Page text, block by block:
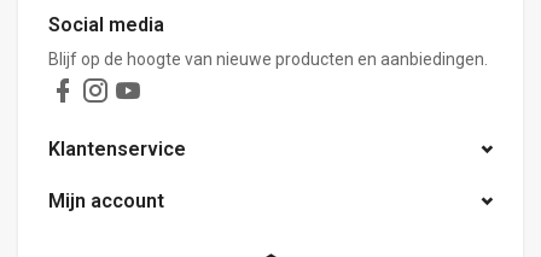
Social media
Blijf op de hoogte van nieuwe producten en aanbiedingen.
Klantenservice
Mijn account